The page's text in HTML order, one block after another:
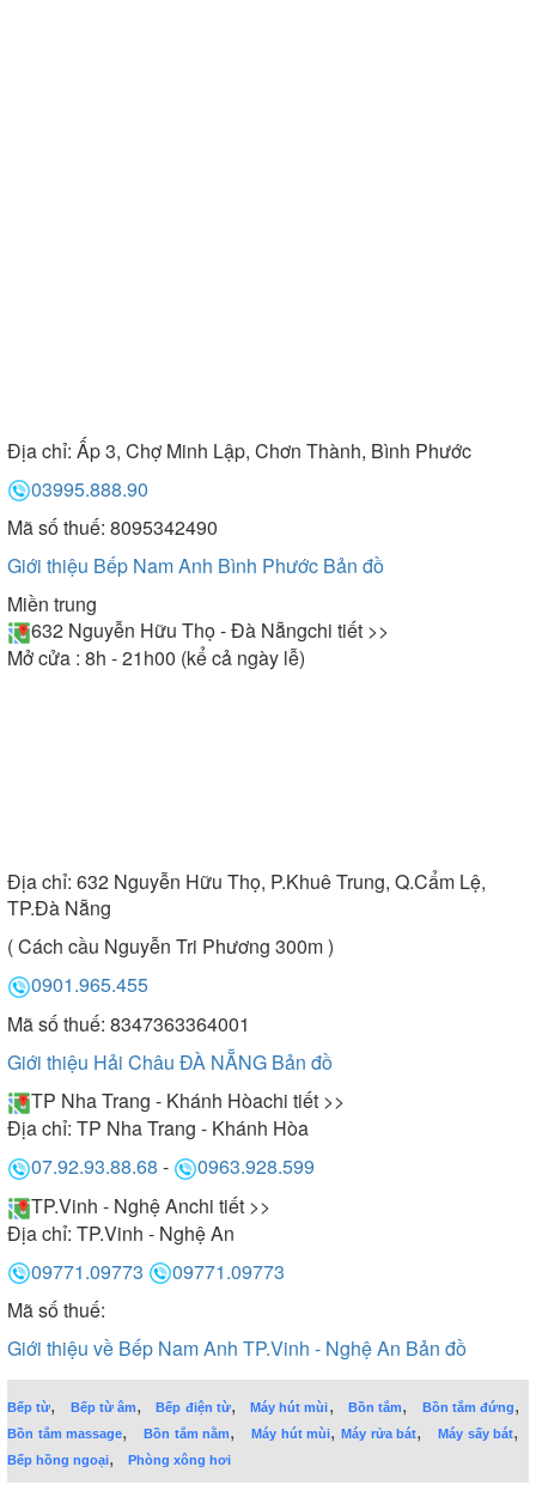
Địa chỉ: Ấp 3, Chợ Minh Lập, Chơn Thành, Bình Phước
03995.888.90
Mã số thuế: 8095342490
Giới thiệu Bếp Nam Anh Bình Phước Bản đồ
Miền trung
632 Nguyễn Hữu Thọ - Đà Nẵngchi tiết >>
Mở cửa : 8h - 21h00 (kể cả ngày lễ)
Địa chỉ: 632 Nguyễn Hữu Thọ, P.Khuê Trung, Q.Cẩm Lệ,
TP.Đà Nẵng
( Cách cầu Nguyễn Tri Phương 300m )
0901.965.455
Mã số thuế: 8347363364001
Giới thiệu Hải Châu ĐÀ NẴNG Bản đồ
TP Nha Trang - Khánh Hòachi tiết >>
Địa chỉ: TP Nha Trang - Khánh Hòa
07.92.93.88.68 -
0963.928.599
TP.Vinh - Nghệ Anchi tiết >>
Địa chỉ: TP.Vinh - Nghệ An
09771.09773
09771.09773
Mã số thuế:
Giới thiệu về Bếp Nam Anh TP.Vinh - Nghệ An Bản đồ
Bếp từ, Bếp từ âm,Bếp điện từ,Máy hút mùi, Bồn tắm, Bồn tắm đứng,
Bồn tắm massage,Bồn tắm nằm,Máy hút mùi,Máy rửa bát,Máy sấy bát,
Bếp hồng ngoại, Phòng xông hơi